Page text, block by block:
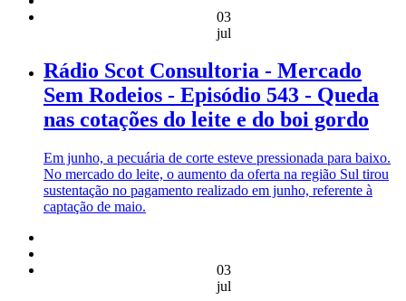
03
jul
Rádio Scot Consultoria - Mercado
Sem Rodeios - Episódio 543 - Queda
nas cotações do leite e do boi gordo
Em junho, a pecuária de corte esteve pressionada para baixo.
No mercado do leite, o aumento da oferta na região Sul tirou
sustentação no pagamento realizado em junho, referente à
captação de maio.
03
jul